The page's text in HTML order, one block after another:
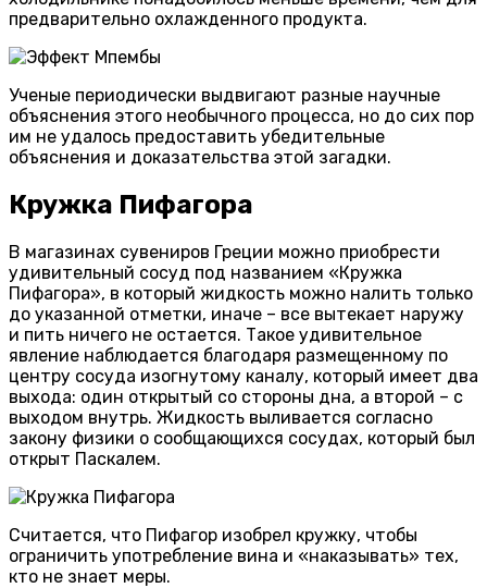
предварительно охлажденного продукта.
Ученые периодически выдвигают разные научные
объяснения этого необычного процесса, но до сих пор
им не удалось предоставить убедительные
объяснения и доказательства этой загадки.
Кружка Пифагора
В магазинах сувениров Греции можно приобрести
удивительный сосуд под названием «Кружка
Пифагора», в который жидкость можно налить только
до указанной отметки, иначе – все вытекает наружу
и пить ничего не остается. Такое удивительное
явление наблюдается благодаря размещенному по
центру сосуда изогнутому каналу, который имеет два
выхода: один открытый со стороны дна, а второй – с
выходом внутрь. Жидкость выливается согласно
закону физики о сообщающихся сосудах, который был
открыт Паскалем.
Считается, что Пифагор изобрел кружку, чтобы
ограничить употребление вина и «наказывать» тех,
кто не знает меры.